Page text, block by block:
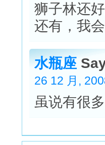
狮子林还好
还有，我
水瓶座
26 12 月,
虽说有很